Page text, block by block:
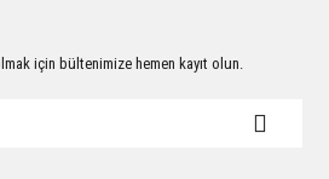
için bültenimize hemen kayıt olun.